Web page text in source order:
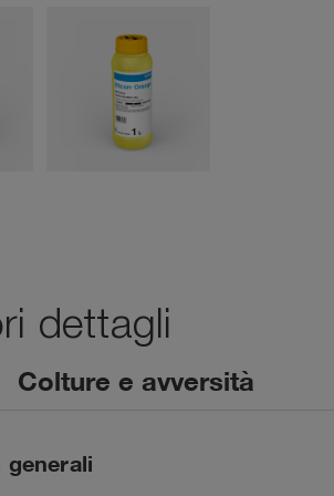
dettagli
Colture e avversità
generali